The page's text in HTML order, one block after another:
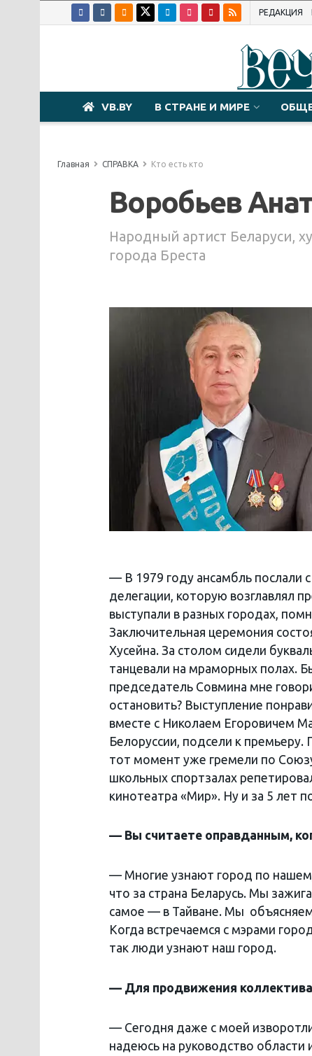
РЕДАКЦИЯ
VB.BY В СТРАНЕ И МИРЕ
Главная СПРАВКА Кто есть кто
Воробьев
Народный артист Беларуси,
города Бреста
— В 1979 году ансамбль послали
делегации, которую возглавлял
выступали в разных городах,
Заключительная церемония
Хусейна. За столом сидели
танцевали на мраморных полах.
председатель Совмина мне
остановить? Выступление
вместе с Николаем Егоровичем
Белоруссии, подсели к
тот момент уже гремели по
школьных спортзалах
кинотеатра «Мир». Ну и за 5 лет
— Вы считаете оправданным,
— Многие узнают город по
что за страна Беларусь. Мы
самое — в Тайване. Мы
Когда встречаемся с мэрами
так люди узнают наш город.
— Для продвижения
— Сегодня даже с моей
надеюсь на руководство